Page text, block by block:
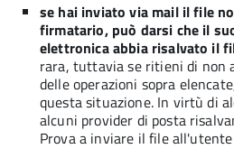
se hai inviato via mail il file
firmatario, può darsi che il
elettronica abbia risalvato il
rara, tuttavia se ritieni di non
delle operazioni sopra
questa situazione. In virtù di
alcuni provider di posta
Prova a inviare il file